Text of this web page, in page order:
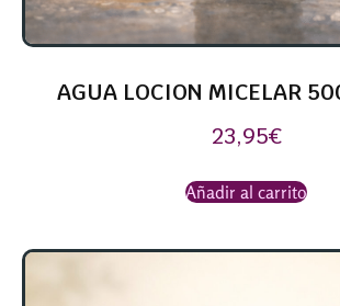
AGUA LOCION MICELAR
23,95€
Añadir al carrito